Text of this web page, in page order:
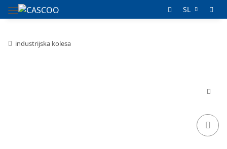
SL
industrijska kolesa